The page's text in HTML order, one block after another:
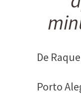
De
Porto